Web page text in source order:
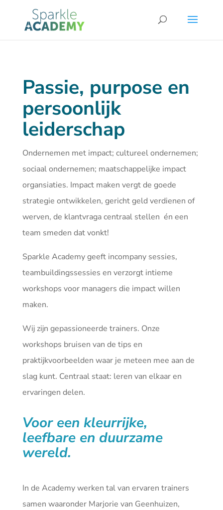
Passie, purpose en
persoonlijk
leiderschap
Ondernemen met impact; cultureel ondernemen;
sociaal ondernemen; maatschappelijke impact
organsiaties. Impact maken vergt de goede
strategie ontwikkelen, gericht geld verdienen of
werven, de klantvraga centraal stellen én een
team smeden dat vonkt!
Sparkle Academy geeft incompany sessies,
teambuildingssessies en verzorgt intieme
workshops voor managers die impact willen
maken.
Wij zijn gepassioneerde trainers. Onze
workshops bruisen van de tips en
praktijkvoorbeelden waar je meteen mee aan de
slag kunt. Centraal staat: leren van elkaar en
ervaringen delen.
Voor een kleurrijke,
leefbare en duurzame
wereld.
In de Academy werken tal van ervaren trainers
samen waaronder Marjorie van Geenhuizen,